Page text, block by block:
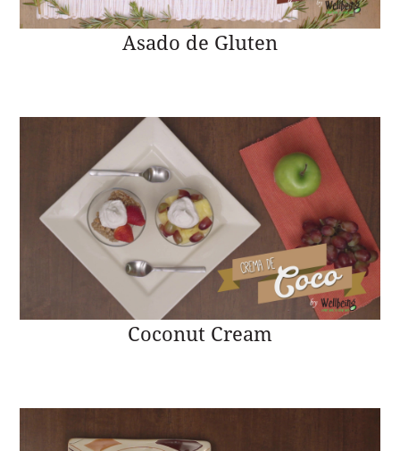
Asado de Gluten
Coconut Cream